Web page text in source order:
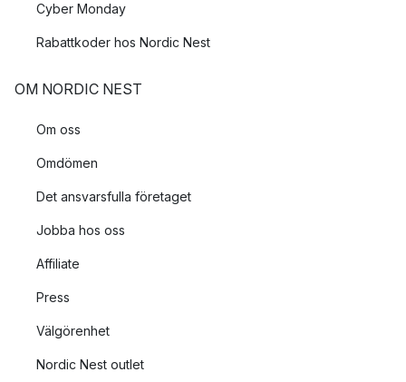
Cyber Monday
Rabattkoder hos Nordic Nest
OM NORDIC NEST
Om oss
Omdömen
Det ansvarsfulla företaget
Jobba hos oss
Affiliate
Press
Välgörenhet
Nordic Nest outlet